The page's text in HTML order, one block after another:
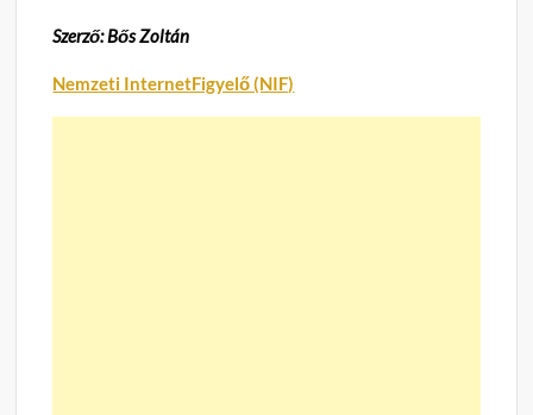
Szerző: Bős Zoltán
Nemzeti InternetFigyelő (NIF)